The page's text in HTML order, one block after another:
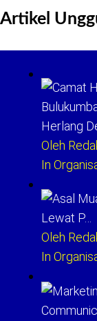
Artikel
Herlang
Oleh
In
Lewat P…
Oleh
In